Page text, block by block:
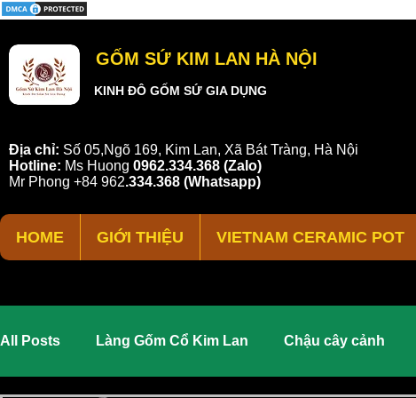
All Posts Làng Gốm Cổ Kim Lan Chậu cây cảnh
Địa chỉ: Số 05,Ngõ 169, Kim Lan, Xã Bát Tràng, Hà Nội
Hotline: Ms Huong 0962.334.368 (Zalo)
Mr Phong +84 962.334.368 (Whatsapp)
KINH ĐÔ GỐM SỨ GIA DỤNG
GỐM SỨ KIM LAN HÀ NỘI
HOME GIỚI THIỆU VIETNAM CERAMIC POT